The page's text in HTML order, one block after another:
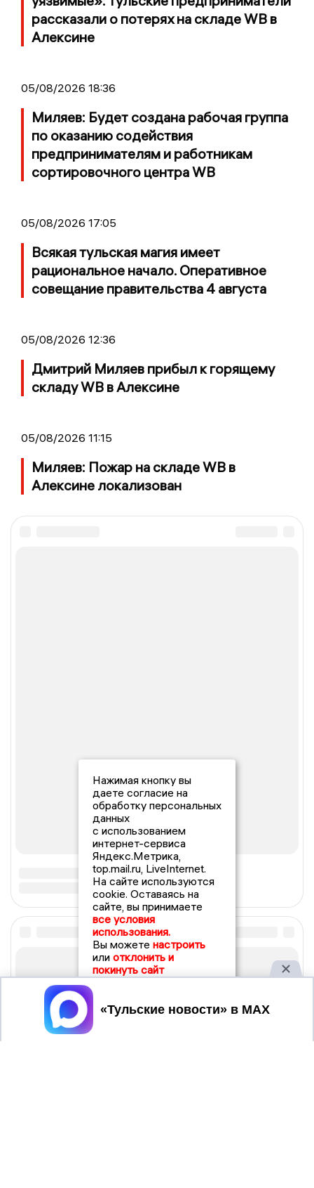
рассказали о потерях на складе WB в
Алексине
05/08/2026 18:36
Миляев: Будет создана рабочая группа
по оказанию содействия
предпринимателям и работникам
сортировочного центра WB
05/08/2026 17:05
Всякая тульская магия имеет
рациональное начало. Оперативное
совещание правительства 4 августа
05/08/2026 12:36
Дмитрий Миляев прибыл к горящему
складу WB в Алексине
05/08/2026 11:15
Миляев: Пожар на складе WB в
Алексине локализован
Нажимая кнопку вы
даете согласие на
обработку персональных
данных
с использованием
интернет-сервиса
Яндекс.Метрика,
top.mail.ru, LiveInternet.
На сайте используются
cookie. Оставаясь на
сайте, вы принимаете
все условия
использования.
Вы можете настроить
или отклонить и
покинуть сайт
Принять